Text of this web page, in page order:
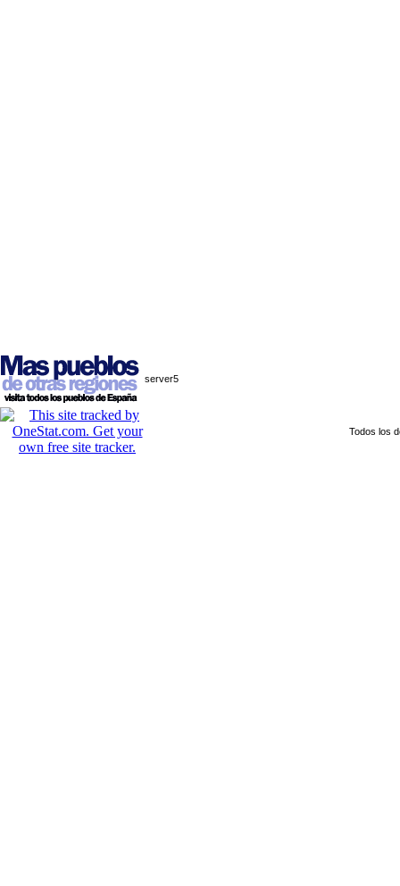
server5
Todos los